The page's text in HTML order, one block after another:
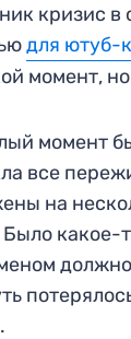
кризис
для ютуб-
момент,
момент
все
на
Было